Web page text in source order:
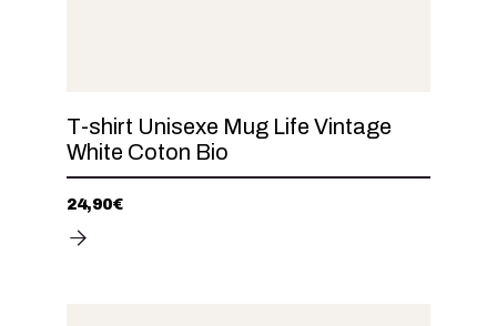
T-shirt Unisexe Mug Life Vintage
White Coton Bio
24,90€